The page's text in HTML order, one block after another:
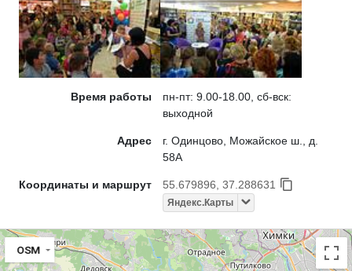
Время работы
пн-пт: 9.00-18.00, сб-вск:
выходной
Адрес
г. Одинцово, Можайское ш., д.
58А
Координаты и маршрут 55.679896, 37.288631
Яндекс.Карты
OSM